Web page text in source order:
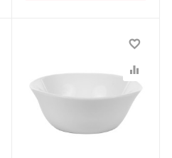
favorite_border
equalizer